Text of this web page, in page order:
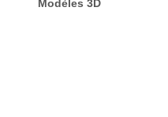
Modèles 3D